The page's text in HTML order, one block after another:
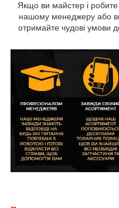
Якщо ви майстер і робите
нашому менеджеру або
отримайте чудові умови